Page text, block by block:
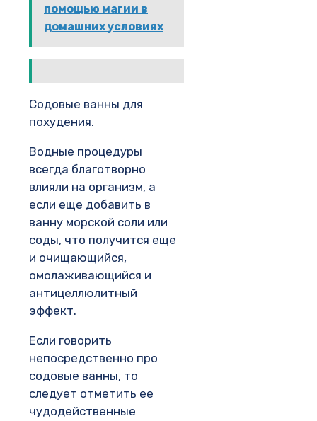
помощью магии в
домашних условиях
Содовые ванны для
похудения.
Водные процедуры
всегда благотворно
влияли на организм, а
если еще добавить в
ванну морской соли или
соды, что получится еще
и очищающийся,
омолаживающийся и
антицеллюлитный
эффект.
Если говорить
непосредственно про
содовые ванны, то
следует отметить ее
чудодейственные